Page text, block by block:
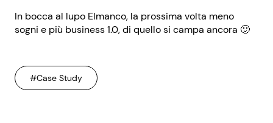
In bocca al lupo Elmanco, la prossima volta meno
sogni e più business 1.0, di quello si campa ancora 🙂
#Case Study